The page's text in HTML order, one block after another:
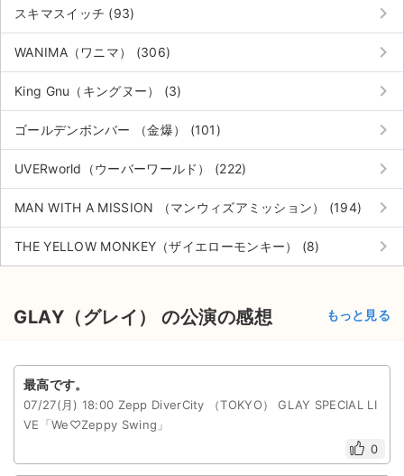
スキマスイッチ (93) keyboard_arrow_right
WANIMA（ワニマ） (306) keyboard_arrow_right
King Gnu（キングヌー） (3) keyboard_arrow_right
ゴールデンボンバー （金爆） (101) keyboard_arrow_right
UVERworld（ウーバーワールド） (222) keyboard_arrow_right
MAN WITH A MISSION （マンウィズアミッション） (194) keyboard_arrow_right
THE YELLOW MONKEY（ザイエローモンキー） (8) keyboard_arrow_right
GLAY（グレイ） の公演の感想 もっと見る
最高です。
07/27(月) 18:00 Zepp DiverCity （TOKYO） GLAY SPECIAL LI
VE「We♡Zeppy Swing」
0